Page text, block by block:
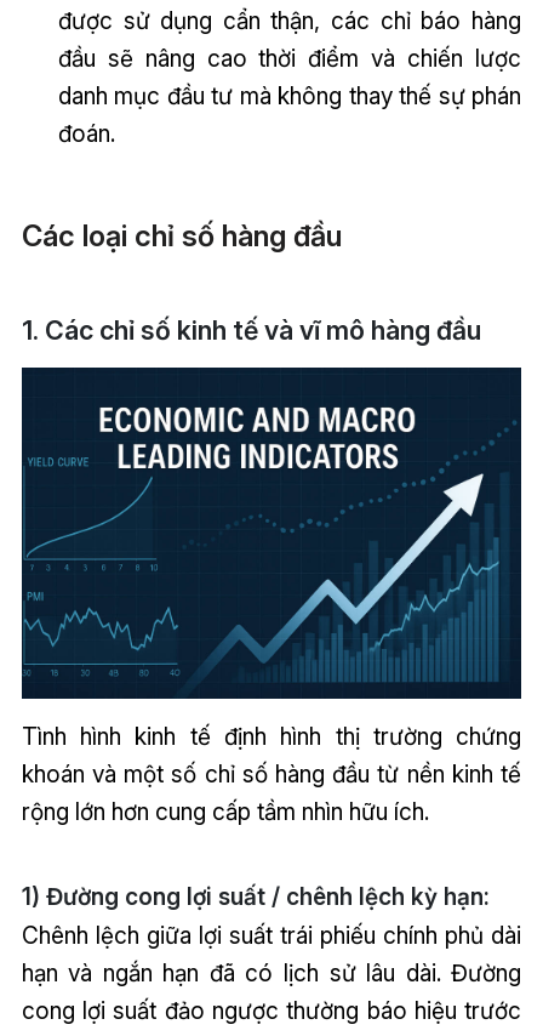
được sử dụng cẩn thận, các chỉ báo hàng
đầu sẽ nâng cao thời điểm và chiến lược
danh mục đầu tư mà không thay thế sự phán
đoán.
Các loại chỉ số hàng đầu
1. Các chỉ số kinh tế và vĩ mô hàng đầu
Tình hình kinh tế định hình thị trường chứng
khoán và một số chỉ số hàng đầu từ nền kinh tế
rộng lớn hơn cung cấp tầm nhìn hữu ích.
1) Đường cong lợi suất / chênh lệch kỳ hạn:
Chênh lệch giữa lợi suất trái phiếu chính phủ dài
hạn và ngắn hạn đã có lịch sử lâu dài. Đường
cong lợi suất đảo ngược thường báo hiệu trước